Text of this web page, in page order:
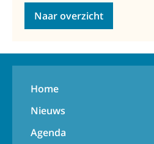
Naar overzicht
Home
Nieuws
Agenda